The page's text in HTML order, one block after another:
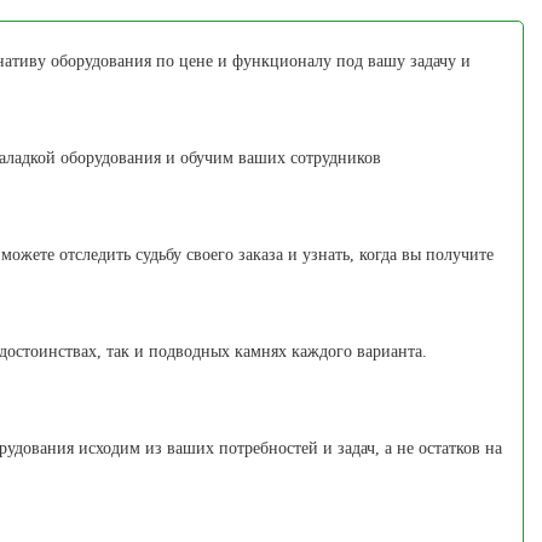
оборудования по цене и функционалу под вашу задачу и
оборудования и обучим ваших сотрудников
отследить судьбу своего заказа и узнать, когда вы получите
так и подводных камнях каждого варианта.
исходим из ваших потребностей и задач, а не остатков на